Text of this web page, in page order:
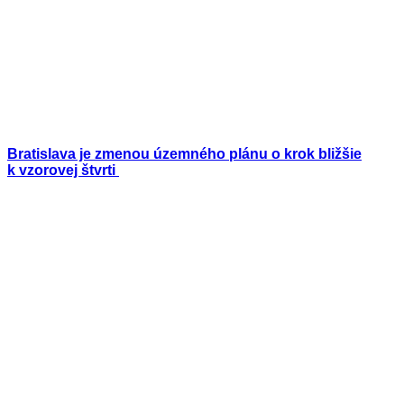
Bratislava je zmenou územného plánu o krok bližšie
k vzorovej štvrti